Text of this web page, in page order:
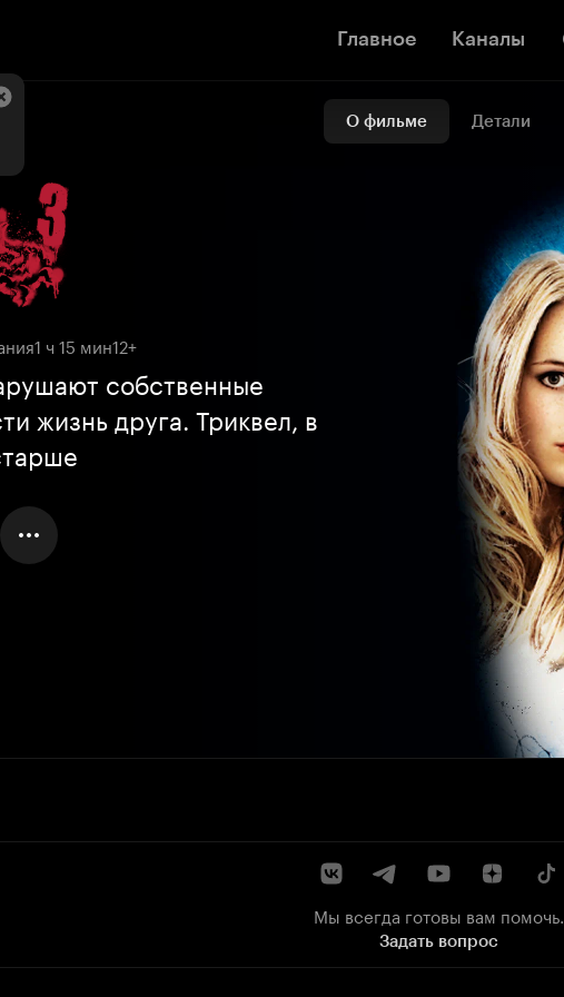
Главное Каналы
О фильме Детали
1 ч 15 мин12+
собственные
жизнь друга. Триквел, в
Мы всегда готовы вам помочь.
Задать вопрос